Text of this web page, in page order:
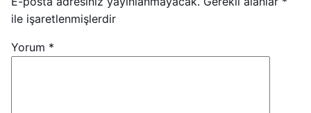
ile işaretlenmişlerdir
Yorum *